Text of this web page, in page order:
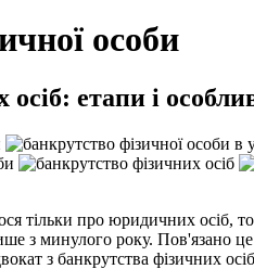
особи
етапи і
тільки про юридичних осіб,
з минулого року. Пов'язано це
з банкрутства фізичних